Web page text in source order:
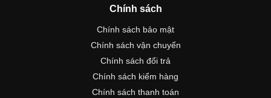
Chính sách
Chính sách bảo mật
Chính sách vận chuyển
Chính sách đổi trả
Chính sách kiểm hàng
Chính sách thanh toán